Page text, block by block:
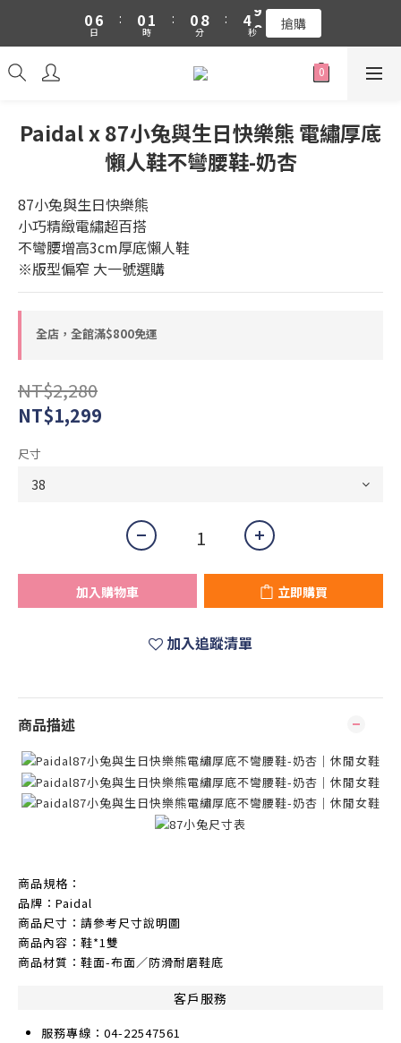
吉伊卡哇 新品上市88折+滿件贈零錢包(隨機)
06
5
0
日
:
01
0
時
:
08
7
5
3
2
1
0
分
:
4
3
8
7
3
2
1
0
秒 搶購
吉伊卡哇 新品上市88折+滿件贈零錢包(隨機)
Paidal x 87小兔與生日快樂熊 電繡厚底
懶人鞋不彎腰鞋-奶杏
87小兔與生日快樂熊
小巧精緻電繡超百搭
不彎腰增高3cm厚底懶人鞋
※版型偏窄 大一號選購
全店，全館滿$800免運
NT$2,280
NT$1,299
尺寸
加入購物車 立即購買
加入追蹤清單
商品描述
商品規格：
品牌：Paidal
商品尺寸：請參考尺寸說明圖
商品內容：鞋*1雙
商品材質：鞋面-布面／防滑耐磨鞋底
客戶服務
服務專線：04-22547561